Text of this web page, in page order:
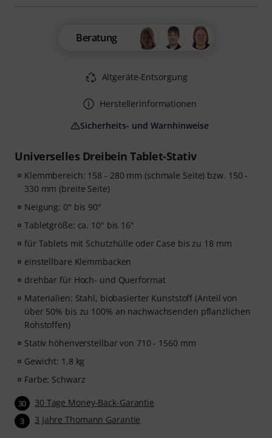
Universelles Dreibein Tablet-Stativ
Klemmbereich: 158 - 280 mm (schmale Seite) bzw. 150 -
330 mm (breite Seite)
Neigung: 0° bis 90°
Tabletgröße: ca. 10" bis 16"
für Tablets mit Schutzhülle oder Case bis zu 18 mm
einstellbare Klemmbacken
drehbar für Hoch- und Querformat
Materialien: Stahl, biobasierter Kunststoff (Anteil von
über 50% bis zu 100% an nachwachsenden pflanzlichen
Rohstoffen)
Stativ höhenverstellbar von 710 - 1560 mm
Gewicht: 1,8 kg
Farbe: Schwarz
30 30 Tage Money-Back-Garantie
3 3 Jahre Thomann Garantie
Beratung
Altgeräte-Entsorgung
Herstellerinformationen
Sicherheits- und Warnhinweise